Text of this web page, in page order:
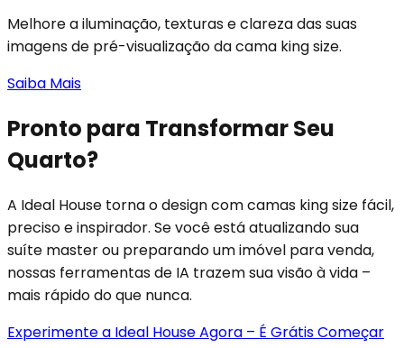
Melhore a iluminação, texturas e clareza das suas
imagens de pré-visualização da cama king size.
Saiba Mais
Pronto para Transformar Seu
Quarto?
A Ideal House torna o design com camas king size fácil,
preciso e inspirador. Se você está atualizando sua
suíte master ou preparando um imóvel para venda,
nossas ferramentas de IA trazem sua visão à vida –
mais rápido do que nunca.
Experimente a Ideal House Agora – É Grátis Começar